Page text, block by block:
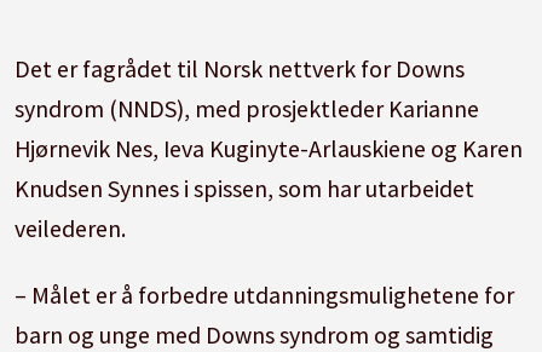
Det er fagrådet til Norsk nettverk for Downs
syndrom (NNDS), med prosjektleder Karianne
Hjørnevik Nes, Ieva Kuginyte-Arlauskiene og Karen
Knudsen Synnes i spissen, som har utarbeidet
veilederen.
– Målet er å forbedre utdanningsmulighetene for
barn og unge med Downs syndrom og samtidig